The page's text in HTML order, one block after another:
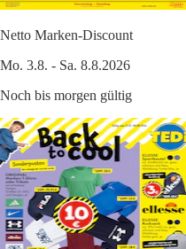
Netto Marken-Discount
Mo. 3.8. - Sa. 8.8.2026
Noch bis morgen gültig